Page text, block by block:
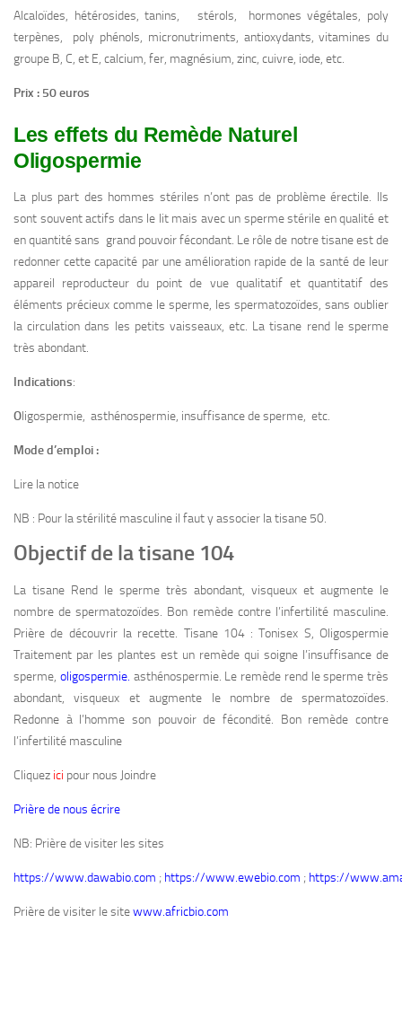
Alcaloïdes, hétérosides, tanins, stérols, hormones végétales, poly
terpènes, poly phénols, micronutriments, antioxydants, vitamines du
groupe B, C, et E, calcium, fer, magnésium, zinc, cuivre, iode, etc.
Prix : 50 euros
Les effets du Remède Naturel
Oligospermie
La plus part des hommes stériles n’ont pas de problème érectile. Ils
sont souvent actifs dans le lit mais avec un sperme stérile en qualité et
en quantité sans grand pouvoir fécondant. Le rôle de notre tisane est de
redonner cette capacité par une amélioration rapide de la santé de leur
appareil reproducteur du point de vue qualitatif et quantitatif des
éléments précieux comme le sperme, les spermatozoïdes, sans oublier
la circulation dans les petits vaisseaux, etc. La tisane rend le sperme
très abondant.
Indications:
Oligospermie, asthénospermie, insuffisance de sperme, etc.
Mode d’emploi :
Lire la notice
NB : Pour la stérilité masculine il faut y associer la tisane 50.
Objectif de la tisane 104
La tisane Rend le sperme très abondant, visqueux et augmente le
nombre de spermatozoïdes. Bon remède contre l’infertilité masculine.
Prière de découvrir la recette. Tisane 104 : Tonisex S, Oligospermie
Traitement par les plantes est un remède qui soigne l’insuffisance de
sperme, oligospermie. asthénospermie. Le remède rend le sperme très
abondant, visqueux et augmente le nombre de spermatozoïdes.
Redonne à l’homme son pouvoir de fécondité. Bon remède contre
l’infertilité masculine
Cliquez ici pour nous Joindre
Prière de nous écrire
NB: Prière de visiter les sites
https://www.dawabio.com ; https://www.ewebio.com ; https://
Prière de visiter le sitewww.africbio.com